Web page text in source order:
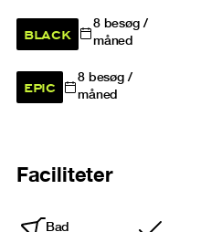
BLACK 8besøg /
måned
EPIC 8besøg /
måned
Faciliteter
Bad